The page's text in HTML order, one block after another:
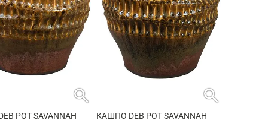
search
POT SAVANNAH
search
КАШПО DEB POT SAVANNAH